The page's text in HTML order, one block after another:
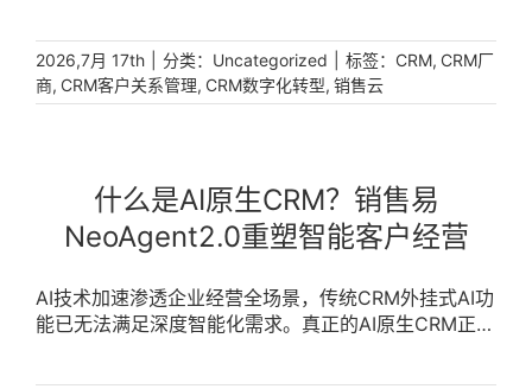
产品报价管理体系。销售易销售云以智能化产品报价为
核心能力，支持统一价格和折扣管理、优化售卖流程，
帮助企业缩短报价-回款周期，全面提高销售效率和准
2026,7月 17th 分类： Uncategorized 标签： CRM, CRM厂
商, CRM客户关系管理, CRM数字化转型, 销售云
什么是AI原生CRM？销售易
NeoAgent2.0重塑智能客户经营
AI技术加速渗透企业经营全场景，传统CRM外挂式AI功
能已无法满足深度智能化需求。真正的AI原生CRM正在